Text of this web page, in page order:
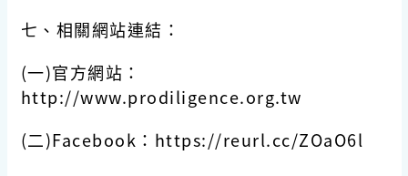
七、相關網站連結：
(一)官方網站：
http://www.prodiligence.org.tw
(二)Facebook：https://reurl.cc/ZOaO6l